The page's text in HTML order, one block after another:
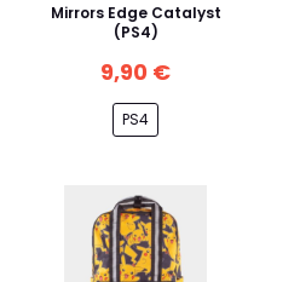
Mirrors Edge Catalyst
(PS4)
9,90 €
PS4